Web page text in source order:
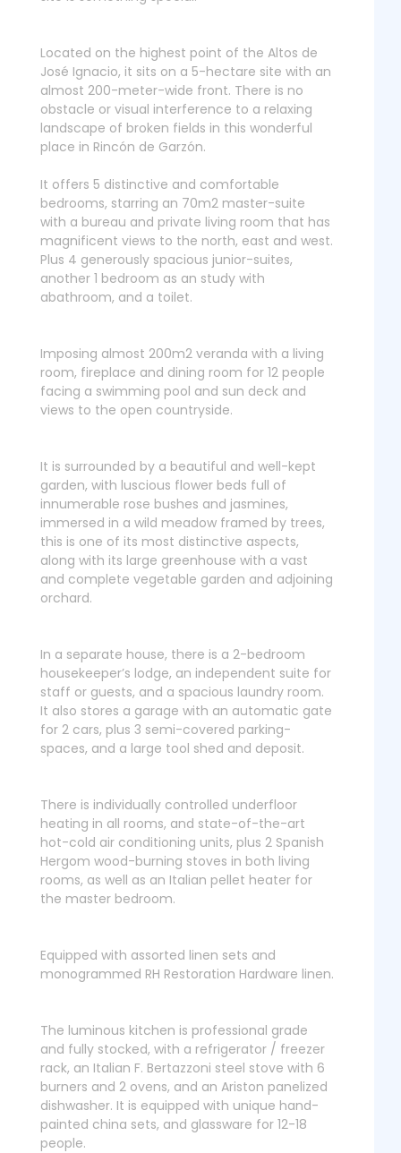
Located on the highest point of the Altos de
José Ignacio, it sits on a 5-hectare site with an
almost 200-meter-wide front. There is no
obstacle or visual interference to a relaxing
landscape of broken fields in this wonderful
place in Rincón de Garzón.
It offers 5 distinctive and comfortable
bedrooms, starring an 70m2 master-suite
with a bureau and private living room that has
magnificent views to the north, east and west.
Plus 4 generously spacious junior-suites,
another 1 bedroom as an study with
abathroom, and a toilet.
Imposing almost 200m2 veranda with a living
room, fireplace and dining room for 12 people
facing a swimming pool and sun deck and
views to the open countryside.
It is surrounded by a beautiful and well-kept
garden, with luscious flower beds full of
innumerable rose bushes and jasmines,
immersed in a wild meadow framed by trees,
this is one of its most distinctive aspects,
along with its large greenhouse with a vast
and complete vegetable garden and adjoining
orchard.
In a separate house, there is a 2-bedroom
housekeeper’s lodge, an independent suite for
staff or guests, and a spacious laundry room.
It also stores a garage with an automatic gate
for 2 cars, plus 3 semi-covered parking-
spaces, and a large tool shed and deposit.
There is individually controlled underfloor
heating in all rooms, and state-of-the-art
hot-cold air conditioning units, plus 2 Spanish
Hergom wood-burning stoves in both living
rooms, as well as an Italian pellet heater for
the master bedroom.
Equipped with assorted linen sets and
monogrammed RH Restoration Hardware linen.
The luminous kitchen is professional grade
and fully stocked, with a refrigerator / freezer
rack, an Italian F. Bertazzoni steel stove with 6
burners and 2 ovens, and an Ariston panelized
dishwasher. It is equipped with unique hand-
painted china sets, and glassware for 12-18
people.